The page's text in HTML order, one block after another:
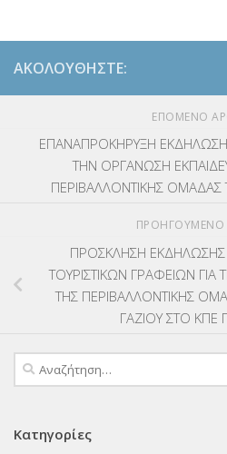
ΑΚΟΛΟΥΘΉΣΤΕ:
ΕΠΌΜΕΝΟ
ΕΠΑΝΑΠΡΟΚΗΡΥΞΗ
ΤΗΝ ΟΡΓΑΝΩΣΗ
ΠΕΡΙΒΑΛΛΟΝΤΙΚΗΣ ΟΜΑΔΑΣ
ΠΡΟΗΓΟΎΜΕΝΟ
ΠΡΟΣΚΛΗΣΗ
ΤΟΥΡΙΣΤΙΚΩΝ ΓΡΑΦΕΙΩΝ ΓΙΑ
ΤΗΣ ΠΕΡΙΒΑΛΛΟΝΤΙΚΗΣ
ΓΑΖΙΟΥ ΣΤΟ ΚΠΕ
Αναζήτηση
για:
Κατηγορίες